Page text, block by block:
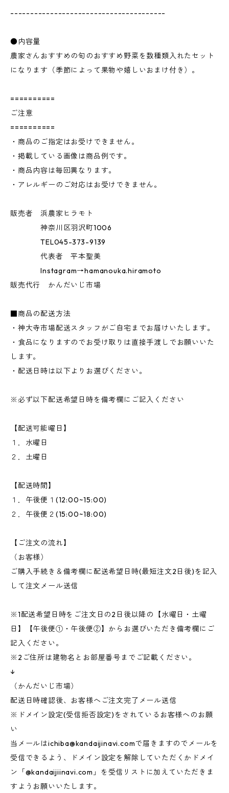
---------------------------------------
●内容量
農家さんおすすめの旬のおすすめ野菜を数種類入れたセット
になります（季節によって果物や嬉しいおまけ付き）。
==========
ご注意
==========
・商品のご指定はお受けできません。
・掲載している画像は商品例です。
・商品内容は毎回異なります。
・アレルギーのご対応はお受けできません。
販売者 浜農家ヒラモト
神奈川区羽沢町1006
TEL045-373-9139
代表者 平本聖美
Instagram→hamanouka.hiramoto
販売代行 かんだいじ市場
■商品の配送方法
・神大寺市場配送スタッフがご自宅までお届けいたします。
・食品になりますのでお受け取りは直接手渡しでお願いいた
します。
・配送日時は以下よりお選びください。
※必ず以下配送希望日時を備考欄にご記入ください
【配送可能曜日】
１．水曜日
２．土曜日
【配送時間】
１．午後便１(12:00~15:00)
２．午後便２(15:00~18:00)
【ご注文の流れ】
（お客様）
ご購入手続き＆備考欄に配送希望日時(最短注文2日後)を記入
して注文メール送信
※1配送希望日時をご注文日の2日後以降の【水曜日・土曜
日】【午後便①・午後便②】からお選びいただき備考欄にご
記入ください。
※2ご住所は建物名とお部屋番号までご記載ください。
↓
（かんだいじ市場）
配送日時確認後、お客様へご注文完了メール送信
※ドメイン設定(受信拒否設定)をされているお客様へのお願
い
当メールはichiba@kandaijinavi.comで届きますのでメールを
受信できるよう、ドメイン設定を解除していただくかドメイ
ン「@kandaijiinavi.com」を受信リストに加えていただきま
すようお願いいたします。